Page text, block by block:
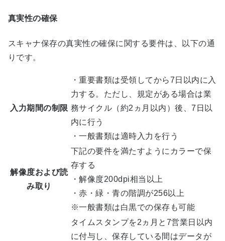
真実性の確保
スキャナ保存の真実性の確保に関する要件は、以下の通
りです。
入力期間の制限
・重要書類は受領してから7日以内に入
力する。ただし、規定がある場合は業
務サイクル（約2ヵ月以内）後、7日以
内に行う
・一般書類は適時入力を行う
解像度および読
み取り
下記の要件を満たすようにカラーで保
存する
・解像度200dpi相当以上
・赤・緑・青の階調が256以上
※一般書類は白黒での保存も可能
タイムスタンプを2ヵ月と7営業日以内
に付与し、保存している間はデータが